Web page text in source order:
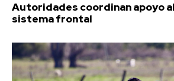
Autoridades coordinan apoyo
sistema frontal